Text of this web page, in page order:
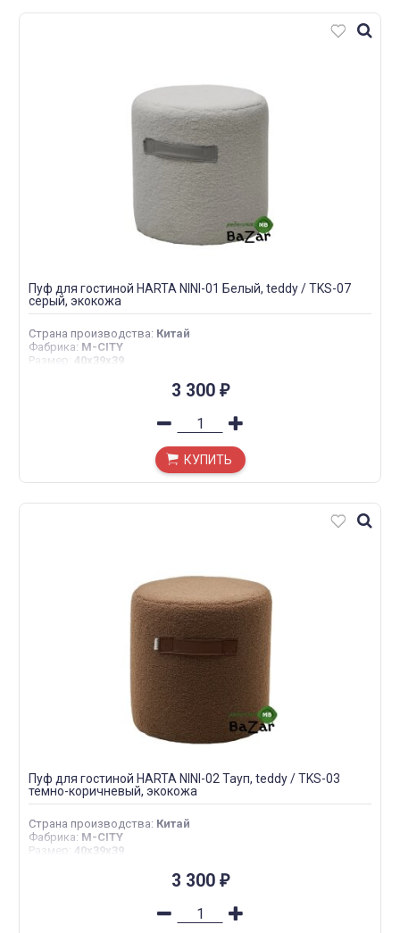
Пуф для гостиной HARTA NINI-01 Белый, teddy / TKS-07
серый, экокожа
Страна производства: Китай
Фабрика: M-CITY
Размер : 40х39х39
3 300 ₽
КУПИТЬ
Пуф для гостиной HARTA NINI-02 Тауп, teddy / TKS-03
темно-коричневый, экокожа
Страна производства: Китай
Фабрика: M-CITY
Размер : 40х39х39
3 300 ₽